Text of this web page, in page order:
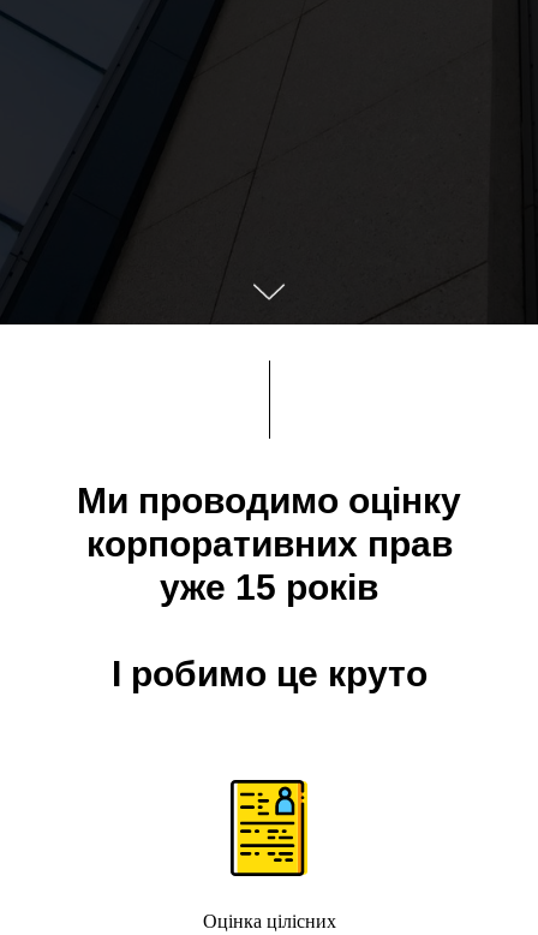
Ми проводимо оцінку
корпоративних прав
уже 15 років
І робимо це круто
Оцінка цілісних